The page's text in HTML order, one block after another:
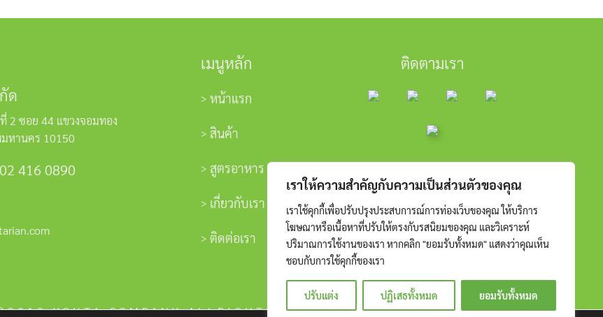
เราให้ความสำคัญกับความเป็นส่วนตัวของคุณ
เราใช้คุกกี้เพื่อปรับปรุงประสบการณ์การท่องเว็บของคุณ ให้บริการ
โฆษณาหรือเนื้อหาที่ปรับให้ตรงกับรสนิยมของคุณ และวิเคราะห์
ปริมาณการใช้งานของเรา หากคลิก "ยอมรับทั้งหมด" แสดงว่าคุณเห็น
ชอบกับการใช้คุกกี้ของเรา
ปรับแต่ง ปฏิเสธทั้งหมด ยอมรับทั้งหมด
ด
2 ซอย 44 แขวงจอมทอง
มหานคร 10150
02 416 0890
เมนูหลัก
หน้าแรก
สินค้า
สูตรอาหาร
เกี่ยวกับเรา
ติดต่อเรา
ติดตามเรา
YOUTA COMPANY ALLRIGHTS RESERVED